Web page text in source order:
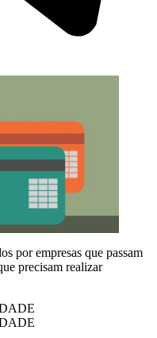
por empresas que passam
precisam realizar